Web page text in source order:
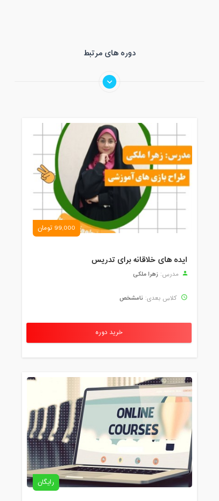
دوره های مرتبط
99,000 تومان
ایده های خلاقانه برای تدریس
مدرس: زهرا ملکی
کلاس بعدی: نامشخص
خرید دوره
رایگان